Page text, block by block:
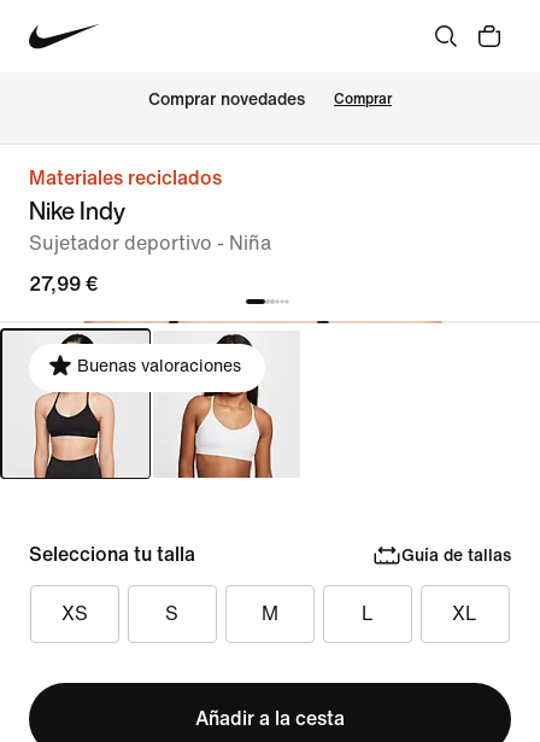
Comprar novedades Comprar
Materiales reciclados
Nike Indy
Sujetador deportivo - Niña
27,99 €
Buenas valoraciones
Selecciona tu talla Guía de tallas
XS S M L XL
Añadir a la cesta